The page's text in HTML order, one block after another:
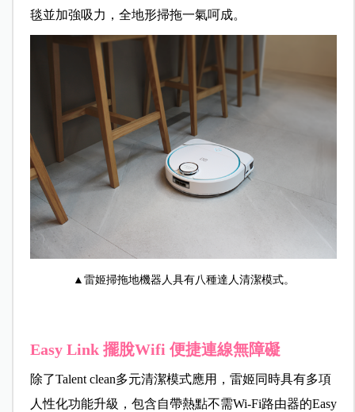
毯並加強吸力，全地形掃拖一氣呵成。
▲雷姬掃拖地機器人具有八種達人清潔模式。
Easy Link 擺脫Wifi 便捷連線無障礙
除了Talent clean多元清潔模式應用，雷姬同時具有多項
人性化功能升級，包含自帶熱點不需Wi-Fi路由器的Easy